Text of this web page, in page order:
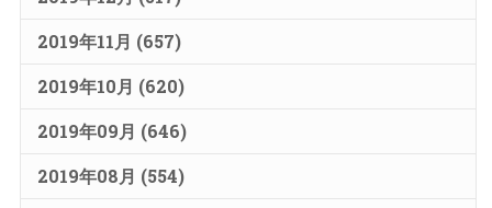
2019年11月 (657)
2019年10月 (620)
2019年09月 (646)
2019年08月 (554)